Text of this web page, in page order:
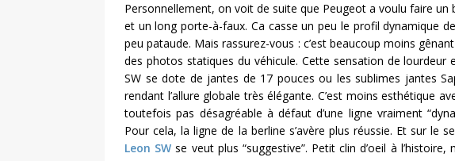
Personnellement, on voit de suite que Peugeot a voulu faire
et un long porte-à-faux. Ca casse un peu le profil dynamique
peu pataude. Mais rassurez-vous : c’est beaucoup moins
des photos statiques du véhicule. Cette sensation de
SW se dote de jantes de 17 pouces ou les sublimes jantes
rendant l’allure globale très élégante. C’est moins esthétique
toutefois pas désagréable à défaut d’une ligne vraiment
Pour cela, la ligne de la berline s’avère plus réussie. Et sur le
Leon SW se veut plus “suggestive”. Petit clin d’oeil à